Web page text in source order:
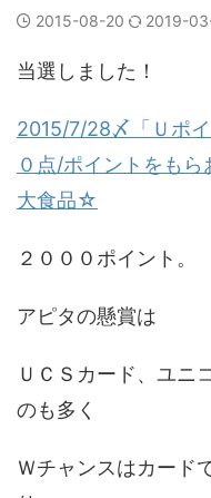
2015-08-20 2019-
当選しました！
2015/7/28〆「Ｕポ
０点/ポイントをも
大食品☆
２０００ポイント。
アピタの懸賞は
ＵＣＳカード、ユニ
のも多く
Ｗチャンスはカード